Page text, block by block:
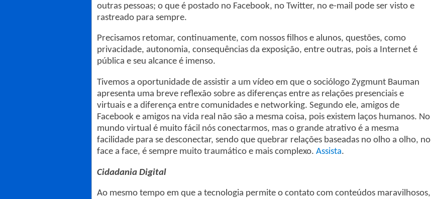
outras pessoas; o que é postado no Facebook, no Twitter, no e-mail pode ser visto e
rastreado para sempre.
Precisamos retomar, continuamente, com nossos filhos e alunos, questões, como
privacidade, autonomia, consequências da exposição, entre outras, pois a Internet é
pública e seu alcance é imenso.
Tivemos a oportunidade de assistir a um vídeo em que o sociólogo Zygmunt Bauman
apresenta uma breve reflexão sobre as diferenças entre as relações presenciais e
virtuais e a diferença entre comunidades e networking. Segundo ele, amigos de
Facebook e amigos na vida real não são a mesma coisa, pois existem laços humanos. No
mundo virtual é muito fácil nós conectarmos, mas o grande atrativo é a mesma
facilidade para se desconectar, sendo que quebrar relações baseadas no olho a olho, no
face a face, é sempre muito traumático e mais complexo. Assista.
Cidadania Digital
Ao mesmo tempo em que a tecnologia permite o contato com conteúdos maravilhosos,